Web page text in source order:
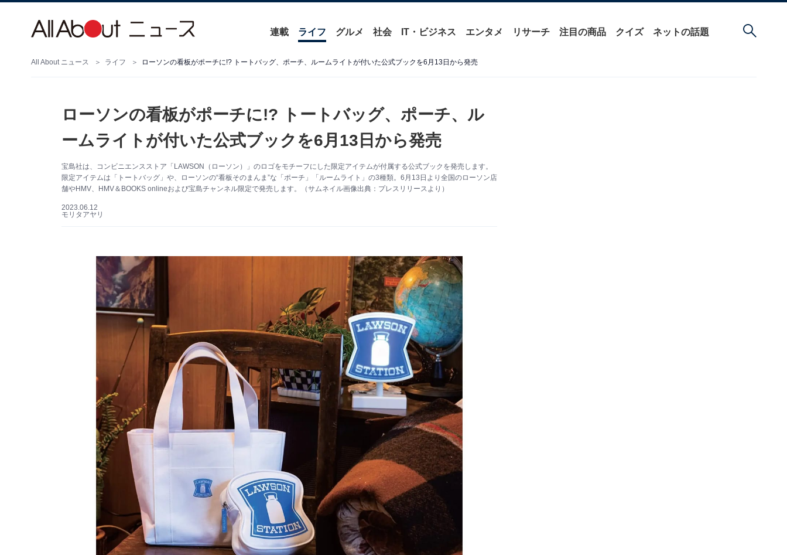
連載 ライフ グルメ 社会 IT・ビジネス エンタメ リサーチ 注目の商品 クイズ ネットの話題
All About ニュース ライフ ローソンの看板がポーチに!? トートバッグ、ポーチ、ルームライトが付いた公式ブックを6月13日から発売
ローソンの看板がポーチに!? トートバッグ、ポーチ、ル
ームライトが付いた公式ブックを6月13日から発売
宝島社は、コンビニエンスストア「LAWSON（ローソン）」のロゴをモチーフにした限定アイテムが付属する公式ブックを発売します。
限定アイテムは「トートバッグ」や、ローソンの“看板そのまんま”な「ポーチ」「ルームライト」の3種類。6月13日より全国のローソン店
舗やHMV、HMV＆BOOKS onlineおよび宝島チャンネル限定で発売します。（サムネイル画像出典：プレスリリースより）
2023.06.12
モリタアヤリ